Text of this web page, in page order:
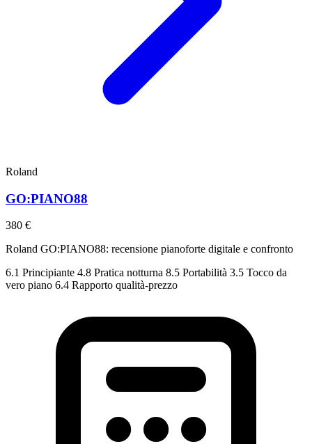
Roland
GO:PIANO88
380 €
Roland GO:PIANO88: recensione pianoforte digitale e confronto
6.1 Principiante 4.8 Pratica notturna 8.5 Portabilità 3.5 Tocco da
vero piano 6.4 Rapporto qualità-prezzo